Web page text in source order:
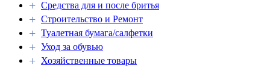
+ Средства для и после бритья
+ Строительство и Ремонт
+ Туалетная бумага/салфетки
+ Уход за обувью
+ Хозяйственные товары